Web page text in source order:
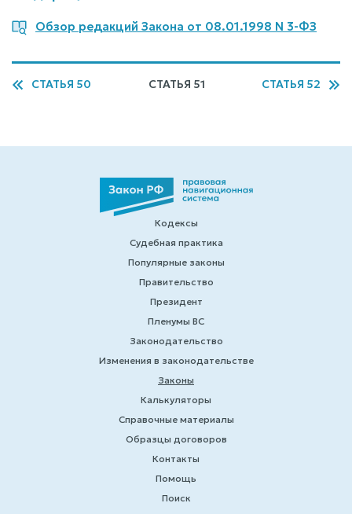
Обзор редакций Закона от 08.01.1998 N 3-ФЗ
СТАТЬЯ 50 СТАТЬЯ 51 СТАТЬЯ 52
Кодексы
Судебная практика
Популярные законы
Правительство
Президент
Пленумы ВС
Законодательство
Изменения в законодательстве
Законы
Калькуляторы
Справочные материалы
Образцы договоров
Контакты
Помощь
Поиск